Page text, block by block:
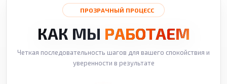
ПРОЗРАЧНЫЙ ПРОЦЕСС
КАК МЫ РАБОТАЕМ
Четкая последовательность шагов для вашего спокойствия и
уверенности в результате